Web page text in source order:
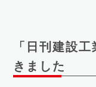
「日刊建設
きました